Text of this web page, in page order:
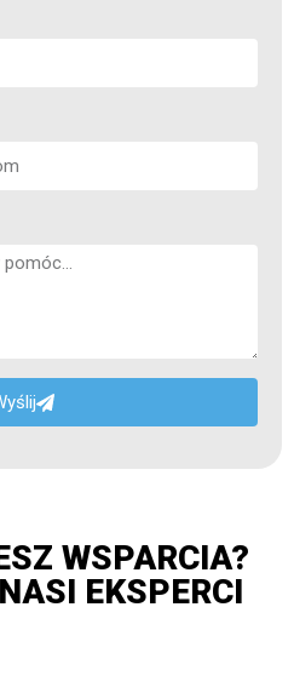
WSPARCIA?
EKSPERCI